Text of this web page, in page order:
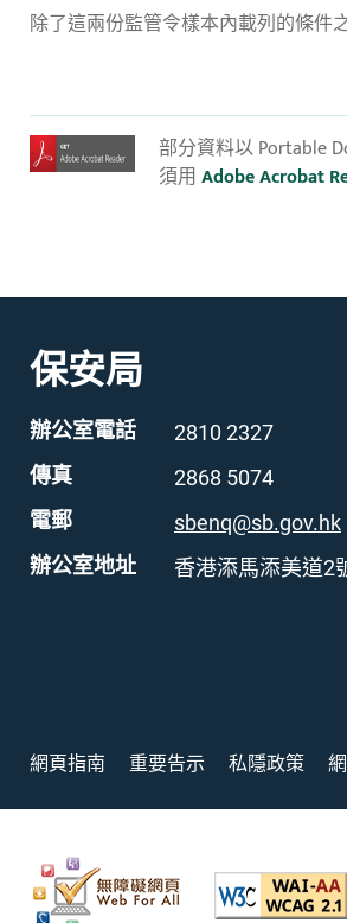
除了這兩份監管令樣本內載列的條件
部分資料以 Portable
須用Adobe Acrobat
保安局
辦公室電話 2810 2327
傳真 2868 5074
電郵 sbenq@sb.gov.hk
辦公室地址 香港添馬添美道2
網頁指南 重要告示 私隱政策